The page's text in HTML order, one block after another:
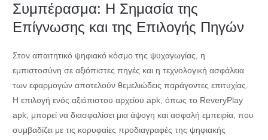
Συμπέρασμα: Η Σημασία της
Επίγνωσης και της Επιλογής Πηγών
Στον απαιτητικό ψηφιακό κόσμο της ψυχαγωγίας, η
εμπιστοσύνη σε αξιόπιστες πηγές και η τεχνολογική ασφάλεια
των εφαρμογών αποτελούν θεμελιώδεις παράγοντες επιτυχίας.
Η επιλογή ενός αξιόπιστου αρχείου apk, όπως το ReveryPlay
apk, μπορεί να διασφαλίσει μια άψογη και ασφαλή εμπειρία, που
συμβαδίζει με τις κορυφαίες προδιαγραφές της ψηφιακής